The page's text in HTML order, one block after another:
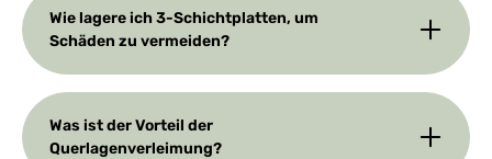
Wie lagere ich 3-Schichtplatten, um
Schäden zu vermeiden?
Was ist der Vorteil der
Querlagenverleimung?